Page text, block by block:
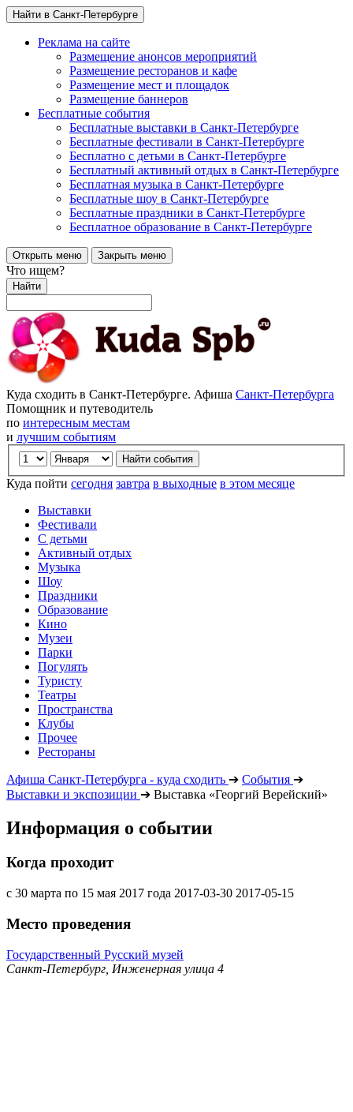
Найти в Санкт-Петербурге
Реклама на сайте
Размещение анонсов мероприятий
Размещение ресторанов и кафе
Размещение мест и площадок
Размещение баннеров
Бесплатные события
Бесплатные выставки в Санкт-Петербурге
Бесплатные фестивали в Санкт-Петербурге
Бесплатно с детьми в Санкт-Петербурге
Бесплатный активный отдых в Санкт-Петербурге
Бесплатная музыка в Санкт-Петербурге
Бесплатные шоу в Санкт-Петербурге
Бесплатные праздники в Санкт-Петербурге
Бесплатное образование в Санкт-Петербурге
Открыть меню Закрыть меню
Что ищем?
Найти
Куда сходить в Санкт-Петербурге. Афиша Санкт-Петербурга
Помощник и путеводитель
по интересным местам
и лучшим событиям
Куда пойти сегодня завтра в выходные в этом месяце
Выставки
Фестивали
С детьми
Активный отдых
Музыка
Шоу
Праздники
Образование
Кино
Музеи
Парки
Погулять
Туристу
Театры
Пространства
Клубы
Прочее
Рестораны
Афиша Санкт-Петербурга - куда сходить ➔ События ➔
Выставки и экспозиции ➔ Выставка «Георгий Верейский»
Информация о событии
Когда проходит
с 30 марта по 15 мая 2017 года 2017-03-30 2017-05-15
Место проведения
Государственный Русский музей
Санкт-Петербург, Инженерная улица 4